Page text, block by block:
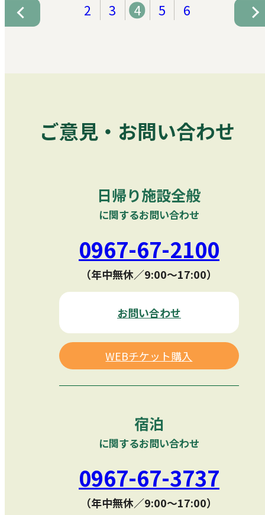
2 3 4 5 6
ご意見・お問い合わせ
日帰り施設全般
に関するお問い合わせ
0967-67-2100
（年中無休／9:00〜17:00）
お問い合わせ
WEBチケット購入
宿泊
に関するお問い合わせ
0967-67-3737
（年中無休／9:00〜17:00）